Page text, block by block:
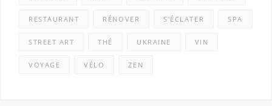
RESTAURANT RÉNOVER S'ÉCLATER SPA
STREET ART THÉ UKRAINE VIN
VOYAGE VÉLO ZEN